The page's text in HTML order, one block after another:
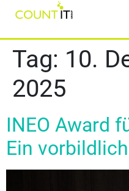
Tag: 10.
2025
INEO Award
Ein